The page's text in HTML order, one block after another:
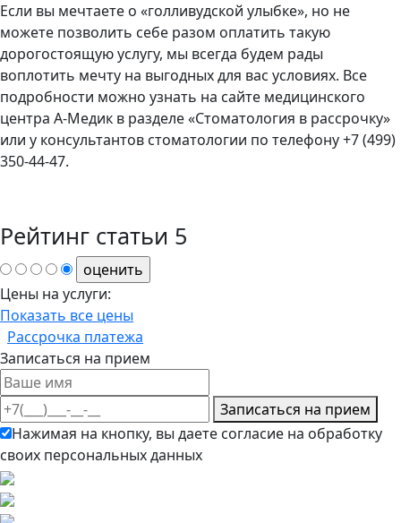
Если вы мечтаете о «голливудской улыбке», но не
можете позволить себе разом оплатить такую
дорогостоящую услугу, мы всегда будем рады
воплотить мечту на выгодных для вас условиях. Все
подробности можно узнать на сайте медицинского
центра А-Медик в разделе «Стоматология в рассрочку»
или у консультантов стоматологии по телефону +7 (499)
350-44-47.
Рейтинг статьи 5
Цены на услуги:
Показать все цены
Рассрочка платежа
Записаться на прием
Записаться на прием
Нажимая на кнопку, вы даете согласие на обработку
своих персональных данных